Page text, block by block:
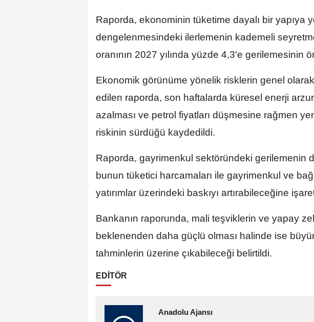
Raporda, ekonominin tüketime dayalı bir yapıya
dengelenmesindeki ilerlemenin kademeli
oranının 2027 yılında yüzde 4,3'e gerilemesinin
Ekonomik görünüme yönelik risklerin genel
edilen raporda, son haftalarda küresel enerji
azalması ve petrol fiyatları düşmesine rağmen
riskinin sürdüğü kaydedildi.
Raporda, gayrimenkul sektöründeki gerilemenin
bunun tüketici harcamaları ile gayrimenkul ve
yatırımlar üzerindeki baskıyı artırabileceğine
Bankanın raporunda, mali teşviklerin ve yapay
beklenenden daha güçlü olması halinde ise
tahminlerin üzerine çıkabileceği belirtildi.
EDİTÖR
Anadolu Ajansı